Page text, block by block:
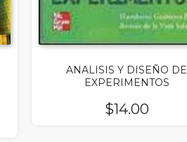
ANALISIS Y DISEÑO DE
EXPERIMENTOS
$14.00